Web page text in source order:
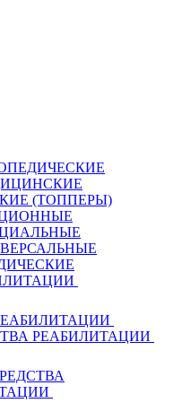
(ТОППЕРЫ)
РЕАБИЛИТАЦИИ